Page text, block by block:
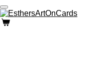
Ga
direct
naar